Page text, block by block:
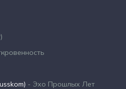
- Эхо Прошлых Лет